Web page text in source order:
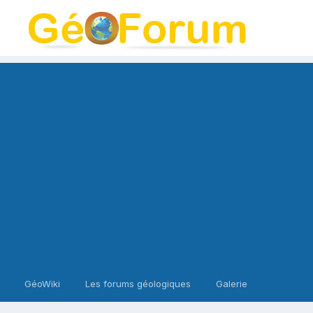
GéoWiki Les forums géologiques Galerie